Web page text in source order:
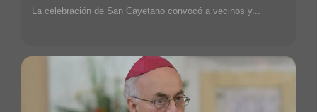
La celebración de San Cayetano convocó a vecinos y...